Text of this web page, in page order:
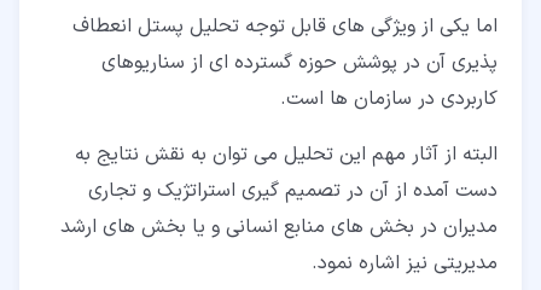
اما یکی از ویژگی های قابل توجه تحلیل پستل انعطاف
پذیری آن در پوشش حوزه گسترده ای از سناریوهای
کاربردی در سازمان ها است.
البته از آثار مهم این تحلیل می توان به نقش نتایج به
دست آمده از آن در تصمیم گیری استراتژیک و تجاری
مدیران در بخش های منابع انسانی و یا بخش های ارشد
مدیریتی نیز اشاره نمود.